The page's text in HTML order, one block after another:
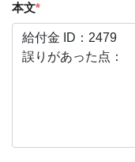
本文*